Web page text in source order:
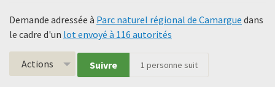
Demande adressée à Parc naturel régional de Camargue dans
le cadre d'un lot envoyé à 116 autorités
Actions Suivre 1 personne suit